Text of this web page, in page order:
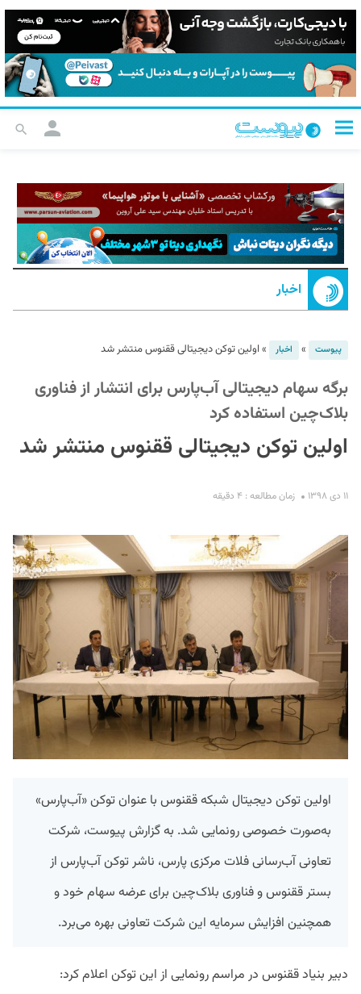
اخبار
پیوست » اخبار » اولین توکن دیجیتالی ققنوس منتشر شد
برگه سهام دیجیتالی آب‌پارس برای انتشار از فناوری
بلاک‌چین استفاده کرد
اولین توکن دیجیتالی ققنوس منتشر شد
۱۱ دی ۱۳۹۸ زمان مطالعه : ۴ دقیقه
اولین توکن دیجیتال شبکه ققنوس با عنوان توکن «آب‌پارس»
به‌صورت خصوصی رونمایی شد. به گزارش پیوست، شرکت
تعاونی آب‌رسانی فلات مرکزی پارس، ناشر توکن آب‌پارس از
بستر ققنوس و فناوری بلاک‌چین برای عرضه سهام خود و
همچنین افزایش سرمایه این شرکت تعاونی بهره می‌برد.
دبیر بنیاد ققنوس در مراسم رونمایی از این توکن اعلام کرد: